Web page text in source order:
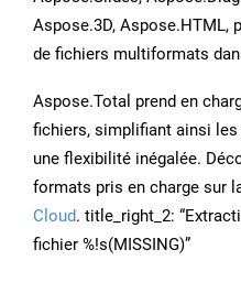
Aspose.3D, Aspose.HTML,
de fichiers multiformats
Aspose.Total prend en
fichiers, simplifiant ainsi
une flexibilité inégalée.
formats pris en charge sur
Cloud. title_right_2:
fichier %!s(MISSING)”